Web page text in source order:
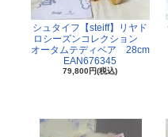
シュタイフ【steiff】リヤド
ロシーズンコレクション
オータムテディベア 28cm
EAN676345
79,800円(税込)